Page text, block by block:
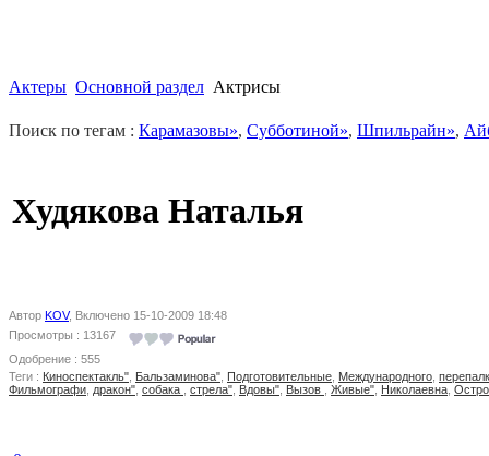
Актеры Основной раздел Актрисы
Поиск по тегам : Карамазовы», Субботиной», Шпильрайн»,
Худякова Наталья
Автор KOV, Включено 15-10-2009 18:48
Просмотры : 13167
Одобрение : 555
Теги : Киноспектакль" Бальзаминова" Подготовительные Международного
Фильмографи дракон" собака стрела" Вдовы" Вызов Живые" Николаевна